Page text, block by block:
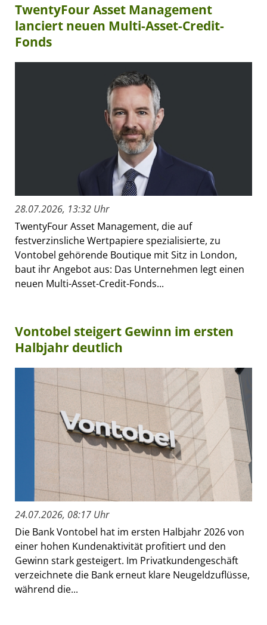
TwentyFour Asset Management
lanciert neuen Multi-Asset-Credit-
Fonds
28.07.2026, 13:32 Uhr
TwentyFour Asset Management, die auf
festverzinsliche Wertpapiere spezialisierte, zu
Vontobel gehörende Boutique mit Sitz in London,
baut ihr Angebot aus: Das Unternehmen legt einen
neuen Multi-Asset-Credit-Fonds...
Vontobel steigert Gewinn im ersten
Halbjahr deutlich
24.07.2026, 08:17 Uhr
Die Bank Vontobel hat im ersten Halbjahr 2026 von
einer hohen Kundenaktivität profitiert und den
Gewinn stark gesteigert. Im Privatkundengeschäft
verzeichnete die Bank erneut klare Neugeldzuflüsse,
während die...